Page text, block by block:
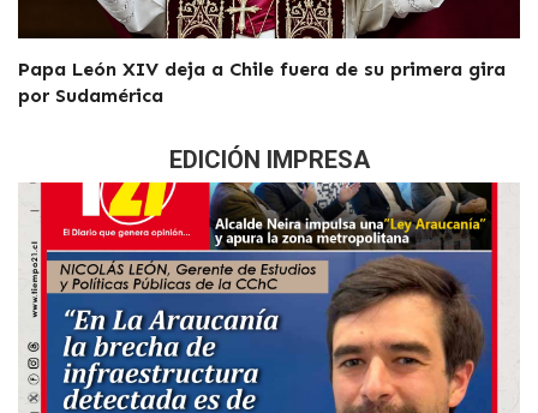
Papa León XIV deja a Chile fuera de su primera gira
por Sudamérica
EDICIÓN IMPRESA